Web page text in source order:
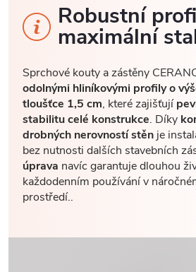
Robustní
maximální
Sprchové kouty a zástěny
odolnými hliníkovými profily o
tloušťce 1,5 cm, které zajišťují
stabilitu celé konstrukce. Díky
drobných nerovností stěnje
bez nutnosti dalších stavebních
úprava navíc garantuje dlouhou
každodenním používání v
prostředí..